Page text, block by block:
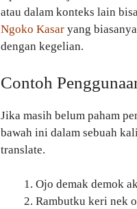
atau dalam konteks lain
Ngoko Kasar yang
dengan kegelian.
Contoh
Jika masih belum paham
bawah ini dalam sebuah
translate.
Ojo demak demok
Rambutku keri nek